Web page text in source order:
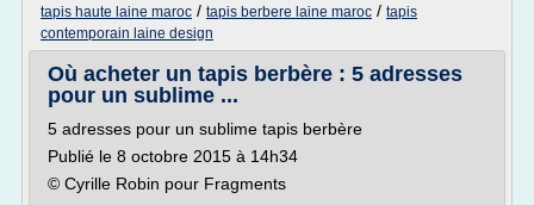
tapis haute laine maroc / tapis berbere laine maroc / tapis
contemporain laine design
Où acheter un tapis berbère : 5 adresses
pour un sublime ...
5 adresses pour un sublime tapis berbère
Publié le 8 octobre 2015 à 14h34
© Cyrille Robin pour Fragments